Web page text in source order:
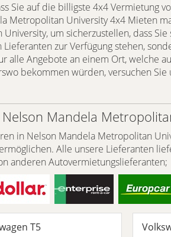
Sie auf die billigste 4x4 Vermietung
Metropolitan University 4x4 Mieten
um sicherzustellen, dass
zur Verfügung stehen,
alle Angebote an einem Ort, welche
bekommen würden, versuchen
Mandela
in Nelson Mandela Metropolitan
Alle unsere Lieferanten
anderen Autovermietungslieferanten;
T5